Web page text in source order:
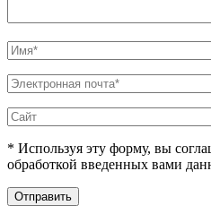
* Используя эту форму, вы
обработкой введенных вами